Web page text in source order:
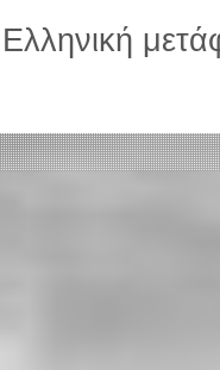
Ελληνική